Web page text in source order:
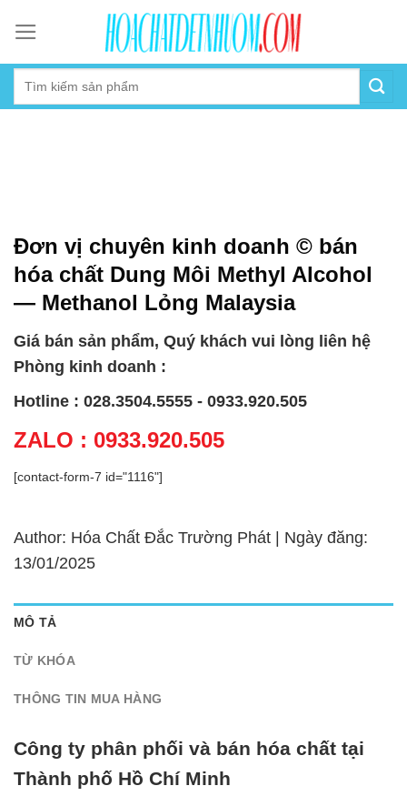
content
Đơn vị chuyên kinh doanh © bán
hóa chất Dung Môi Methyl Alcohol
— Methanol Lỏng Malaysia
Giá bán sản phẩm, Quý khách vui lòng liên hệ
Phòng kinh doanh :
Hotline : 028.3504.5555 - 0933.920.505
ZALO : 0933.920.505
[contact-form-7 id="1116"]
Author: Hóa Chất Đắc Trường Phát | Ngày đăng:
13/01/2025
MÔ TẢ
TỪ KHÓA
THÔNG TIN MUA HÀNG
Công ty phân phối và bán hóa chất tại
Thành phố Hồ Chí Minh